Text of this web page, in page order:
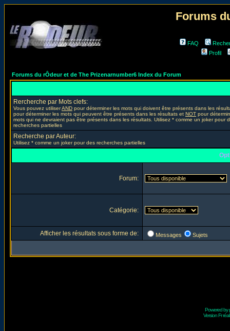
Forums
FAQ
Profil
Forums du rÔdeur et de The Prizenarnumber6 Index du Forum
Rercherche par Mots clefs:
Vous pouvez utiliserAND pour déterminer les mots qui doivent être présents dans les
pour déterminer les mots qui peuvent être présents dans les résultats et NOT pour
mots qui ne devraient pas être présents dans les résultats. Utilisez * comme un joker pour
recherches partielles
Recherche par Auteur:
Utilisez * comme un joker pour des recherches partielles
Forum:
Catégorie:
Afficher les résultats sous forme de: Messages Sujets
Powered by
Version Fr